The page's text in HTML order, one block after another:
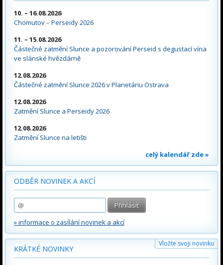
10. – 16.08.2026
Chomutov – Perseidy 2026
11. – 15.08.2026
Částečné zatmění Slunce a pozorování Perseid s degustací vína
ve slánské hvězdárně
12.08.2026
Částečné zatmění Slunce 2026 v Planetáriu Ostrava
12.08.2026
Zatmění Slunce a Perseidy 2026
12.08.2026
Zatmění Slunce na letišti
celý kalendář zde »
ODBĚR NOVINEK A AKCÍ
» informace o zasílání novinek a akcí
Vložte svoji novinku
KRÁTKÉ NOVINKY